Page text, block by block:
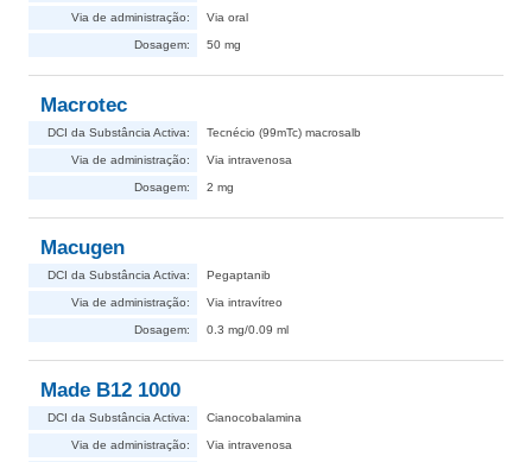
Via de administração: Via oral
Dosagem: 50 mg
Macrotec
DCI da Substância Activa: Tecnécio (99mTc) macrosalb
Via de administração: Via intravenosa
Dosagem: 2 mg
Macugen
DCI da Substância Activa: Pegaptanib
Via de administração: Via intravítreo
Dosagem: 0.3 mg/0.09 ml
Made B12 1000
DCI da Substância Activa: Cianocobalamina
Via de administração: Via intravenosa